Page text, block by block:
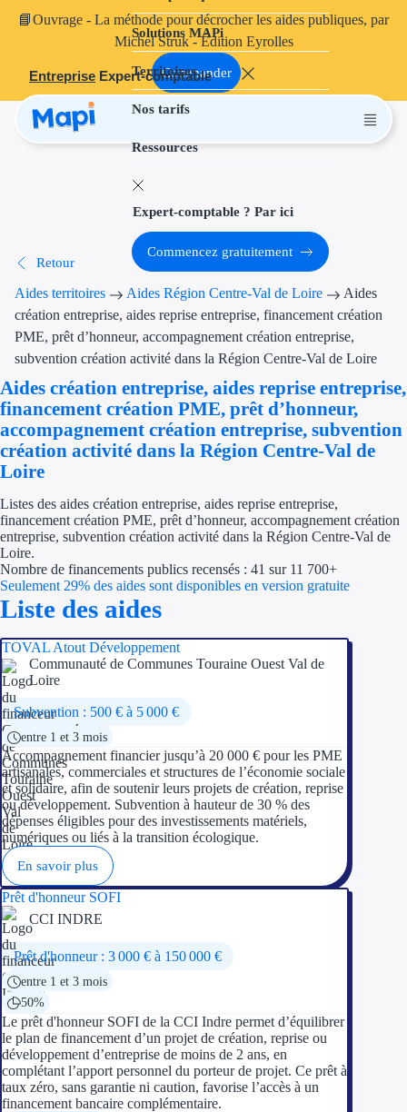
📘Ouvrage - La méthode pour décrocher les aides publiques, par
Michel Struk - Édition Eyrolles
Commander
Entreprise Expert-comptable
Solutions MAPi
Territoires
Nos tarifs
Ressources
Projets finançables
Aides à
Aides
Thématiques
Financement
Transition
Transition
Économies
Aides RSE
Étapes de vie
Création
Cession
Aides
Subventions
Réduction
Crédits &
Expert-comptable ? Par ici
Commencez gratuitement
Retour
Aides territoires Aides Région Centre-Val de Loire
Aides
création entreprise, aides reprise entreprise, financement création
PME, prêt d’honneur, accompagnement création entreprise,
subvention création activité dans la Région Centre-Val de Loire
Aides création entreprise, aides reprise entreprise,
financement création PME, prêt d’honneur,
accompagnement création entreprise, subvention
création activité dans la Région Centre-Val de
Loire
Listes des aides création entreprise, aides reprise entreprise,
financement création PME, prêt d’honneur, accompagnement création
entreprise, subvention création activité dans la Région Centre-Val de
Loire.
Nombre de financements publics recensés : 41 sur 11 700+
Seulement 29% des aides sont disponibles en version gratuite
Liste des aides
TOVAL Atout Développement
Communauté de Communes Touraine Ouest Val de
Loire
Subvention : 500 € à 5 000 €
entre 1 et 3 mois
Accompagnement financier jusqu’à 20 000 € pour les PME
artisanales, commerciales et structures de l’économie sociale
et solidaire, afin de soutenir leurs projets de création, reprise
ou développement. Subvention à hauteur de 30 % des
dépenses éligibles pour des investissements matériels,
numériques ou liés à la transition écologique.
En savoir plus
Prêt d'honneur SOFI
CCI INDRE
Prêt d'honneur : 3 000 € à 150 000 €
entre 1 et 3 mois
50%
Le prêt d'honneur SOFI de la CCI Indre permet d’équilibrer
le plan de financement d’un projet de création, reprise ou
développement d’entreprise de moins de 2 ans, en
complétant l’apport personnel du porteur de projet. Ce prêt à
taux zéro, sans garantie ni caution, favorise l’accès à un
financement bancaire complémentaire.